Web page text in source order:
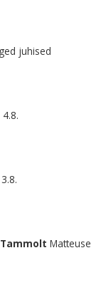
juhised
4.8.
Tammolt Matteuse